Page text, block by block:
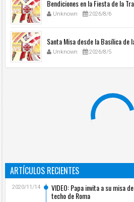
Bendiciones en la Fiesta de la
Unknown 2026/8/6
Santa Misa desde la Basílica de
Unknown 2026/8/5
ARTÍCULOS RECIENTES
VIDEO: Papa invita a su misa
techo de Roma
2020/11/14